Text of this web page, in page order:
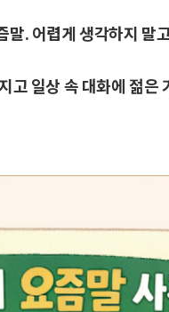
. 어렵게 생각하지 말
고 일상 속 대화에 젊은